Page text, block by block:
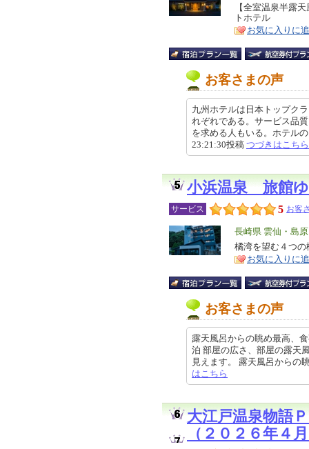
リ
ア
特
徴
【全室温泉半露
トホテル
お気に入りに
お客さまの声
九州ホテルは日本トップク
れぞれである。サービス品
を求める人もいる。ホテル
23:21:30投稿 つづきはこちら
小浜温泉 旅館
サービス 5 お客
エ
リ
ア
長崎県 雲仙・島
特
徴
橘湾を望む４つ
お気に入りに
お客さまの声
露天風呂からの眺め最高、
泊 部屋の広さ、部屋の露天
見えます。 露天風呂から
はこちら
大江戸温泉物語
（２０２６年４